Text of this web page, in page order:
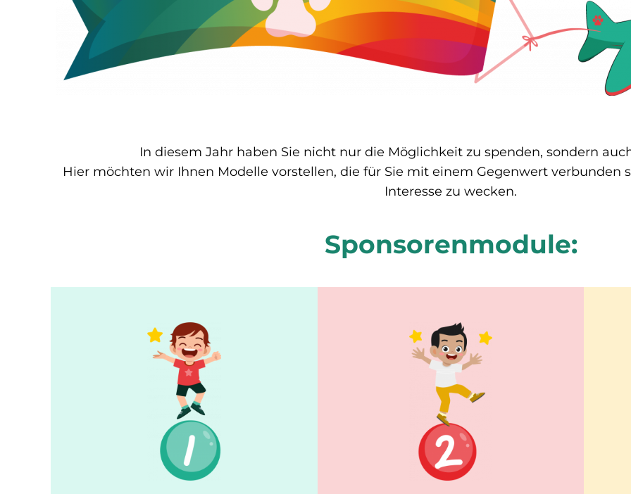
In diesem Jahr haben Sie nicht nur die Möglichkeit zu spenden, sondern
Hier möchten wir Ihnen Modelle vorstellen, die für Sie mit einem Gegenwert
Interesse zu wecken.
Sponsorenmodule: